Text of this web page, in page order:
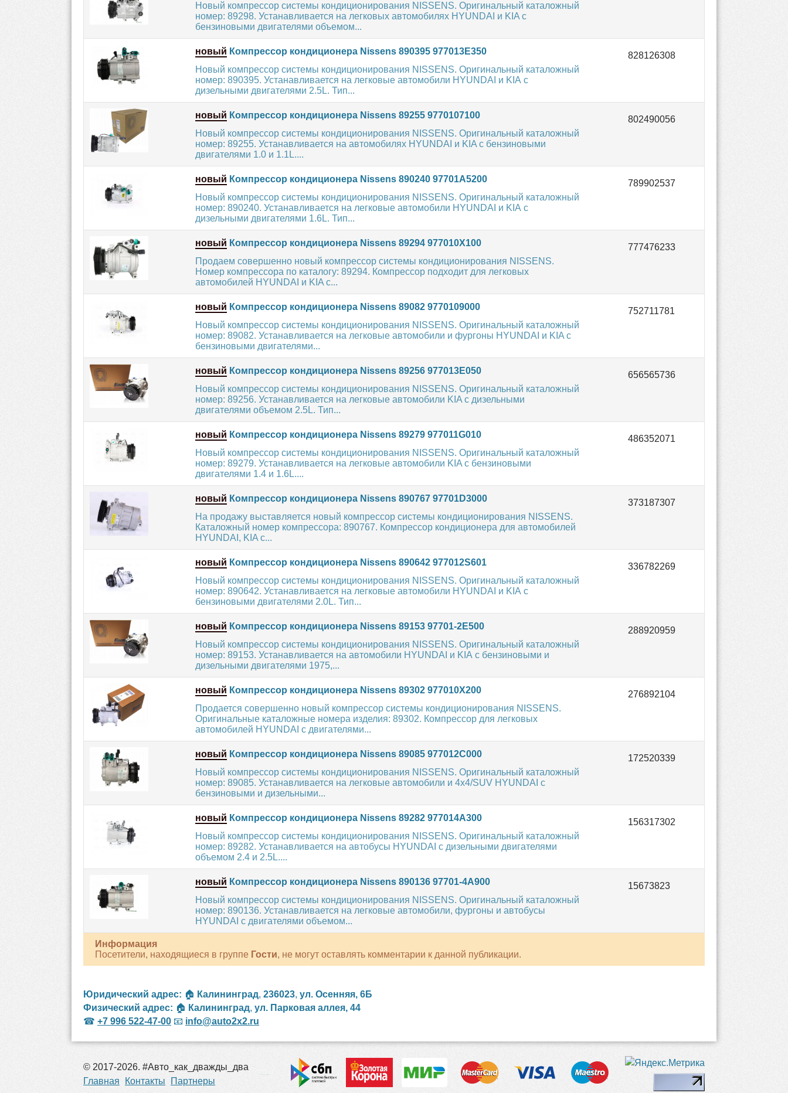
Новый компрессор системы кондиционирования NISSENS. Оригинальный каталожный
номер: 89298. Устанавливается на легковых автомобилях HYUNDAI и KIA с
бензиновыми двигателями объемом...
новый Компрессор кондиционера Nissens 890395 977013E350
Новый компрессор системы кондиционирования NISSENS. Оригинальный каталожный
номер: 890395. Устанавливается на легковые автомобили HYUNDAI и KIA с
дизельными двигателями 2.5L. Тип...
новый Компрессор кондиционера Nissens 89255 9770107100
Новый компрессор системы кондиционирования NISSENS. Оригинальный каталожный
номер: 89255. Устанавливается на автомобилях HYUNDAI и KIA с бензиновыми
двигателями 1.0 и 1.1L....
новый Компрессор кондиционера Nissens 890240 97701A5200
Новый компрессор системы кондиционирования NISSENS. Оригинальный каталожный
номер: 890240. Устанавливается на легковые автомобили HYUNDAI и KIA с
дизельными двигателями 1.6L. Тип...
новый Компрессор кондиционера Nissens 89294 977010X100
Продаем совершенно новый компрессор системы кондиционирования NISSENS.
Номер компрессора по каталогу: 89294. Компрессор подходит для легковых
автомобилей HYUNDAI и KIA с...
новый Компрессор кондиционера Nissens 89082 9770109000
Новый компрессор системы кондиционирования NISSENS. Оригинальный каталожный
номер: 89082. Устанавливается на легковые автомобили и фургоны HYUNDAI и KIA с
бензиновыми двигателями...
новый Компрессор кондиционера Nissens 89256 977013E050
Новый компрессор системы кондиционирования NISSENS. Оригинальный каталожный
номер: 89256. Устанавливается на легковые автомобили KIA с дизельными
двигателями объемом 2.5L. Тип...
новый Компрессор кондиционера Nissens 89279 977011G010
Новый компрессор системы кондиционирования NISSENS. Оригинальный каталожный
номер: 89279. Устанавливается на легковые автомобили KIA с бензиновыми
двигателями 1.4 и 1.6L....
новый Компрессор кондиционера Nissens 890767 97701D3000
На продажу выставляется новый компрессор системы кондиционирования NISSENS.
Каталожный номер компрессора: 890767. Компрессор кондиционера для автомобилей
HYUNDAI, KIA с...
новый Компрессор кондиционера Nissens 890642 977012S601
Новый компрессор системы кондиционирования NISSENS. Оригинальный каталожный
номер: 890642. Устанавливается на легковые автомобили HYUNDAI и KIA с
бензиновыми двигателями 2.0L. Тип...
новый Компрессор кондиционера Nissens 89153 97701-2E500
Новый компрессор системы кондиционирования NISSENS. Оригинальный каталожный
номер: 89153. Устанавливается на автомобили HYUNDAI и KIA с бензиновыми и
дизельными двигателями 1975,...
новый Компрессор кондиционера Nissens 89302 977010X200
Продается совершенно новый компрессор системы кондиционирования NISSENS.
Оригинальные каталожные номера изделия: 89302. Компрессор для легковых
автомобилей HYUNDAI с двигателями...
новый Компрессор кондиционера Nissens 89085 977012C000
Новый компрессор системы кондиционирования NISSENS. Оригинальный каталожный
номер: 89085. Устанавливается на легковые автомобили и 4х4/SUV HYUNDAI с
бензиновыми и дизельными...
новый Компрессор кондиционера Nissens 89282 977014A300
Новый компрессор системы кондиционирования NISSENS. Оригинальный каталожный
номер: 89282. Устанавливается на автобусы HYUNDAI с дизельными двигателями
объемом 2.4 и 2.5L....
новый Компрессор кондиционера Nissens 890136 97701-4A900
Новый компрессор системы кондиционирования NISSENS. Оригинальный каталожный
номер: 890136. Устанавливается на легковые автомобили, фургоны и автобусы
HYUNDAI с двигателями объемом...
Информация
Посетители, находящиеся в группе Гости, не могут оставлять комментарии к данной публикации.
Юридический адрес: 🏠 Калининград, 236023, ул. Осенняя, 6Б
Физический адрес: 🏠 Калининград, ул. Парковая аллея, 44
☎ +7 996 522-47-00 📧 info@auto2x2.ru
© 2017-2026. #Авто_как_дважды_два
Главная
Контакты Партнеры